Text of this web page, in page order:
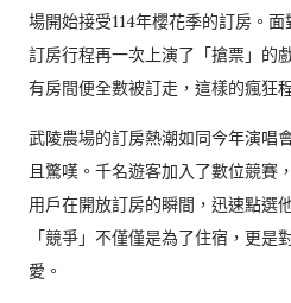
場開始接受114年櫻花季的訂房。
訂房行程再一次上演了「搶票」的
有房間便全數被訂走，這樣的瘋狂
武陵農場的訂房熱潮如同今年演唱
且驚嘆。千名遊客加入了數位競賽
用戶在開放訂房的瞬間，迅速點選
「競爭」不僅僅是為了住宿，更
愛。